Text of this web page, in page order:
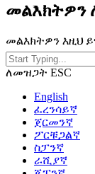
መልእክትዎን
መልእክትዎን እዚህ
ለመዝጋት ESC
English
ፈረንሳይኛ
ጀርመንኛ
ፖርቹጋልኛ
ስፓንኛ
ራሺያኛ